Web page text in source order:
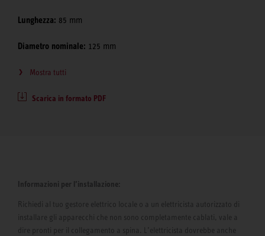
Lunghezza: 85 mm
Diametro nominale: 125 mm
Mostra tutti
Scarica in formato PDF
Informazioni per l’installazione:
Richiedi al tuo gestore elettrico locale o a un elettricista autorizzato di
installare gli apparecchi che non sono completamente cablati, vale a
dire pronti per il collegamento a spina. L’elettricista dovrebbe anche